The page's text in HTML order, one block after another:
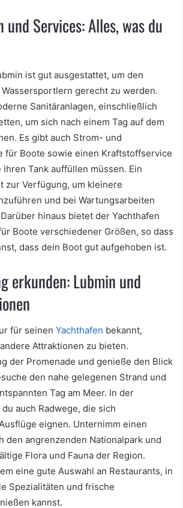
Services: Alles, was du
ist gut ausgestattet, um den
gerecht zu werden.
Sanitäranlagen, einschließlich
um sich nach einem Tag auf dem
Es gibt auch Strom- und
für Boote sowie einen Kraftstoffservice
Tank auffüllen müssen. Ein
zur Verfügung, um kleinere
und bei Wartungsarbeiten
hinaus bietet der Yachthafen
Boote verschiedener Größen, so dass
dass dein Boot gut aufgehoben ist.
erkunden: Lubmin und
für seinen Yachthafen bekannt,
Attraktionen zu bieten.
der Promenade und genieße den Blick
den nahe gelegenen Strand und
Tag am Meer. In der
auch Radwege, die sich
eignen. Unternimm einen
den angrenzenden Nationalpark und
Flora und Fauna der Region.
eine gute Auswahl an Restaurants, in
Spezialitäten und frische
kannst.